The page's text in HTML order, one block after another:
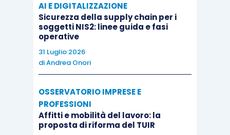
AI E DIGITALIZZAZIONE
Sicurezza della supply chain per i
soggetti NIS2: linee guida e fasi
operative
31 Luglio 2026
diAndrea Onori
OSSERVATORIO IMPRESE E
PROFESSIONI
Affitti e mobilità del lavoro: la
proposta di riforma del TUIR